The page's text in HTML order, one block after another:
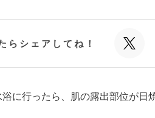
らシェアしてね！
に行ったら、肌の露出部位が日